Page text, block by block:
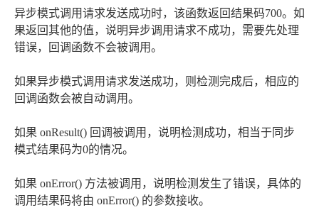
异步模式调用请求发送成功时，该函数返回结果码700。如
果返回其他的值，说明异步调用请求不成功，需要先处理
错误，回调函数不会被调用。
如果异步模式调用请求发送成功，则检测完成后，相应的
回调函数会被自动调用。
如果 onResult() 回调被调用，说明检测成功，相当于同步
模式结果码为0的情况。
如果 onError() 方法被调用，说明检测发生了错误，具体的
调用结果码将由 onError() 的参数接收。